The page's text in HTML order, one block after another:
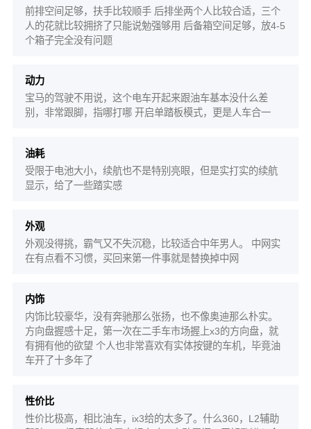
前排空间足够，扶手比较顺手 后排坐两个人比较合适，三个
人的花就比较拥挤了只能说勉强够用 后备箱空间足够，放4-5
个箱子完全没有问题
动力
宝马的驾驶不用说，这个电车开起来跟油车基本没什么差
别，非常跟脚，指哪打哪 开启单踏板模式，更是人车合一
油耗
受限于电池大小，续航也不是特别亮眼，但是实打实的续航
显示，给了一些踏实感
外观
外观没得挑，霸气又不失沉稳，比较适合中年男人。 中网实
在有点看不习惯，买回来第一件事就是替换掉中网
内饰
内饰比较豪华，没有奔驰那么张扬，也不像奥迪那么朴实。
方向盘握感十足，第一次在二手车市场握上x3的方向盘，就
有拥有他的欲望 个人也非常喜欢有实体按键的车机，毕竟油
车开了十多年了
性价比
性价比极高，相比油车，ix3给的太多了。什么360，L2辅助